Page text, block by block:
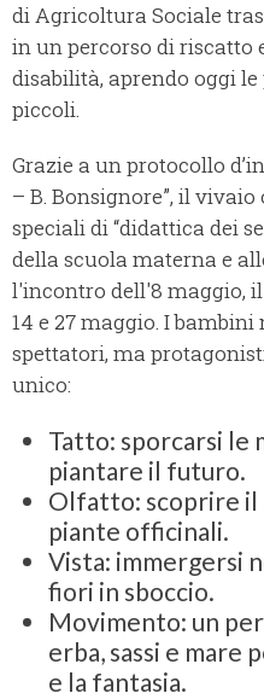
di Agricoltura Sociale
in un percorso di riscatto
disabilità, aprendo oggi
piccoli.
Grazie a un protocollo
– B. Bonsignore”, il
speciali di “didattica dei
della scuola materna e
l'incontro dell'8 maggio,
14 e 27 maggio. I
spettatori, ma
unico:
Tatto: sporcarsi le
piantare il futuro.
Olfatto: scoprire
piante officinali.
Vista: immergersi
fiori in sboccio.
Movimento: un
erba, sassi e mare
e la fantasia.